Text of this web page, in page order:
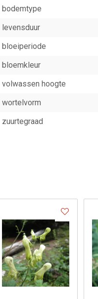
bodemtype
levensduur
bloeiperiode
bloemkleur
volwassen hoogte
wortelvorm
zuurtegraad